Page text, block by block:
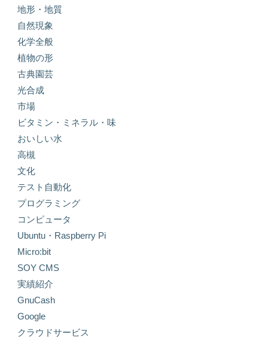
地形・地質
自然現象
化学全般
植物の形
古典園芸
光合成
市場
ビタミン・ミネラル・味
おいしい水
高槻
文化
テスト自動化
プログラミング
コンピュータ
Ubuntu・Raspberry Pi
Micro:bit
SOY CMS
実績紹介
GnuCash
Google
クラウドサービス